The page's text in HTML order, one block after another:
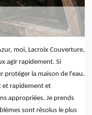
moi, Lacroix Couverture,
agir rapidement. Si
protéger la maison de l'eau.
et rapidement et
appropriées. Je prends
sont résolus le plus